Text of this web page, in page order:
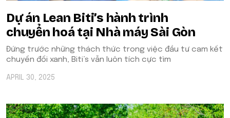
Dự án Lean Biti’s hành trình
chuyển hoá tại Nhà máy Sài Gòn
Đứng trước những thách thức trong việc đầu tư cam kết
chuyển đổi xanh, Biti’s vẫn luôn tích cực tìm
APRIL 30, 2025